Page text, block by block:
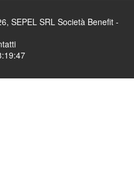
SEPEL SRL Società Benefit -